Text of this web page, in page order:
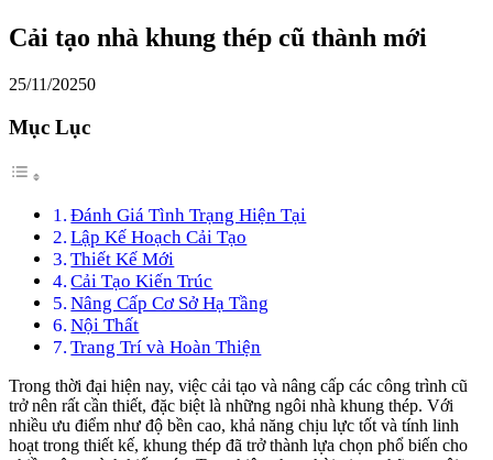
Cải tạo nhà khung thép cũ thành mới
25/11/20250
Mục Lục
Đánh Giá Tình Trạng Hiện Tại
Lập Kế Hoạch Cải Tạo
Thiết Kế Mới
Cải Tạo Kiến Trúc
Nâng Cấp Cơ Sở Hạ Tầng
Nội Thất
Trang Trí và Hoàn Thiện
Trong thời đại hiện nay, việc cải tạo và nâng cấp các công trình cũ
trở nên rất cần thiết, đặc biệt là những ngôi nhà khung thép. Với
nhiều ưu điểm như độ bền cao, khả năng chịu lực tốt và tính linh
hoạt trong thiết kế, khung thép đã trở thành lựa chọn phổ biến cho